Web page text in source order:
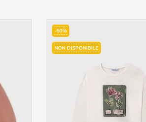
-50%
NON DISPONIBILE